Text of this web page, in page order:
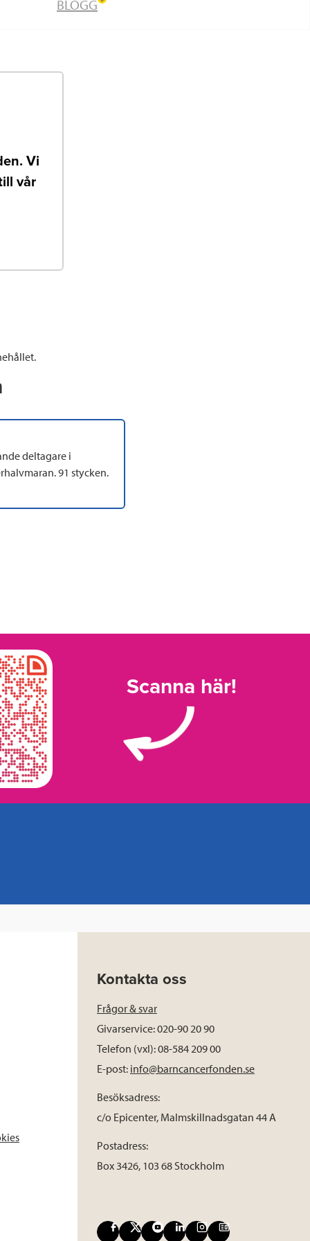
BLOGG
Vi
vår
deltagare i
91 stycken.
Scanna här!
Kontakta oss
Frågor & svar
Givarservice: 020-90 20 90
Telefon (vxl): 08-584 209 00
E-post: info@barncancerfonden.se
Besöksadress:
c/o Epicenter, Malmskillnadsgatan 44 A
Postadress:
Box 3426, 103 68 Stockholm
F X Y L I B